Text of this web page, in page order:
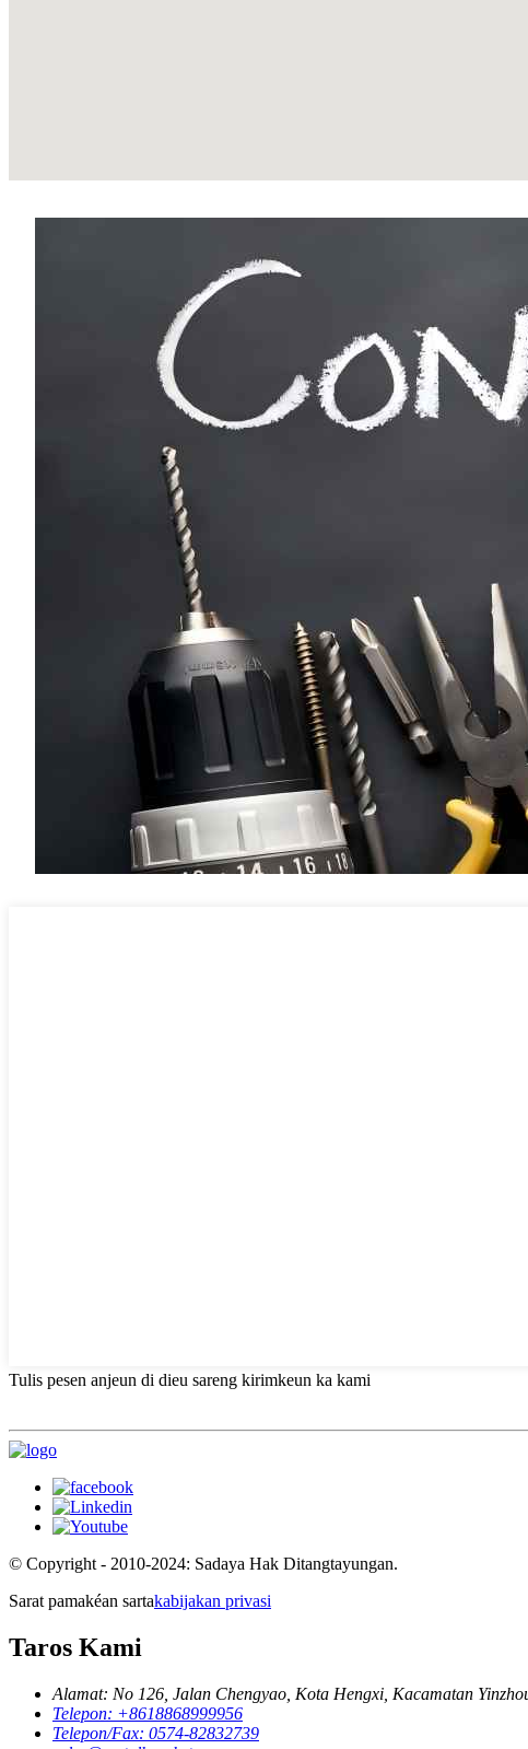
Tulis pesen anjeun di dieu sareng kirimkeun ka kami
© Copyright - 2010-2024: Sadaya Hak Ditangtayungan.
Sarat pamakéan sartakabijakan privasi
Taros Kami
Alamat: No 126, Jalan Chengyao, Kota Hengxi, Kacamatan
Telepon: +8618868999956
Telepon/Fax: 0574-82832739